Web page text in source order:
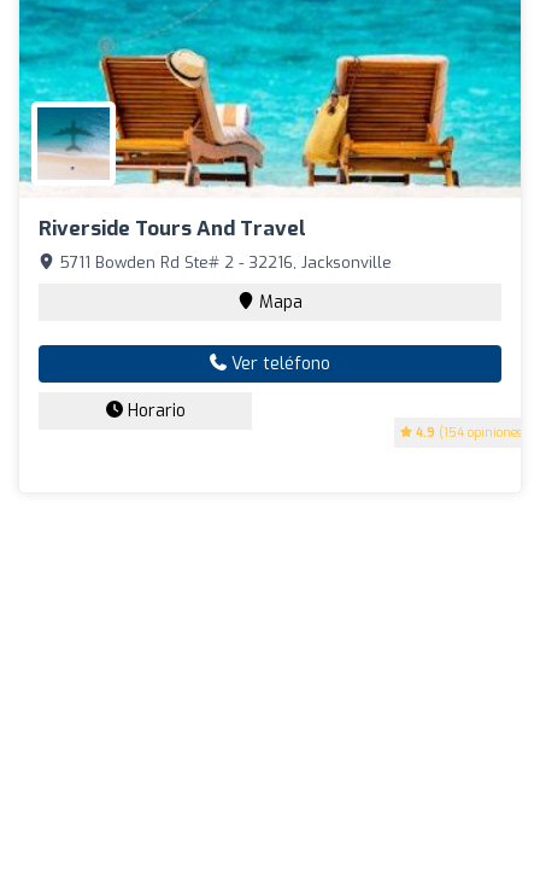
Riverside Tours And Travel
4.9 (154 opiniones)
5711 Bowden Rd Ste# 2 - 32216, Jacksonville
Mapa
Ver teléfono
Horario